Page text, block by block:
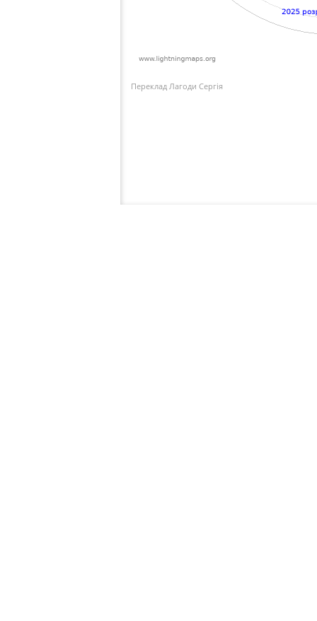
Переклад Лагоди Сергія